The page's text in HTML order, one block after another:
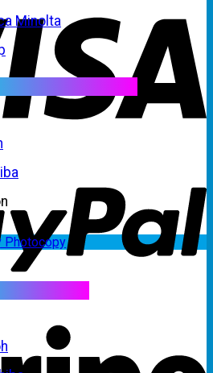
Minolta
Photocopy